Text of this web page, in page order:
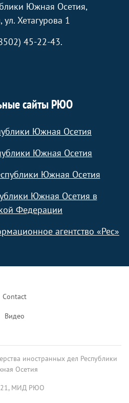
Южная Осетия,
ул. Хетагурова 1
45-22-43.
сайты РЮО
Южная Осетия
Южная Осетия
Южная Осетия
Южная Осетия в
Федерации
агентство «Рес»
Contact
Видео
иностранных дел Республики
Осетия
МИД РЮО